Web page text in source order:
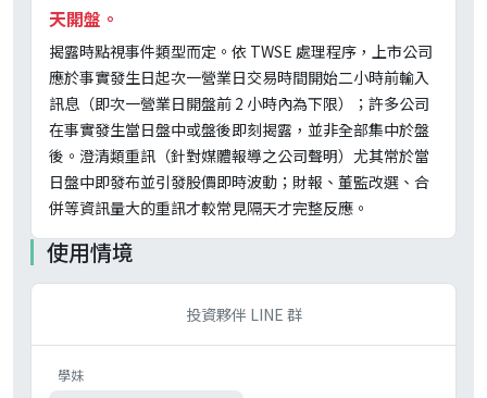
天開盤。
揭露時點視事件類型而定。依 TWSE 處理程序，上市公司
應於事實發生日起次一營業日交易時間開始二小時前輸入
訊息（即次一營業日開盤前 2 小時內為下限）；許多公司
在事實發生當日盤中或盤後即刻揭露，並非全部集中於盤
後。澄清類重訊（針對媒體報導之公司聲明）尤其常於當
日盤中即發布並引發股價即時波動；財報、董監改選、合
併等資訊量大的重訊才較常見隔天才完整反應。
使用情境
投資夥伴 LINE 群
學妹